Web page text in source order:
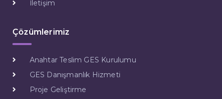
İletişim
Çözümlerimiz
Anahtar Teslim GES Kurulumu
GES Danışmanlık Hizmeti
Proje Geliştirme